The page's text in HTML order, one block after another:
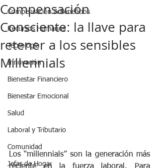
Compensación & Beneficios
Recursos Humanos
Tecnología
Innovación
Bienestar Financiero
Bienestar Emocional
Salud
Laboral y Tributario
Comunidad
Jefas de Hogar
Compensación
Consciente: la llave para
retener a los sensibles
Millennials
Los “millennials” son la generación más
reciente en la fuerza laboral. Para